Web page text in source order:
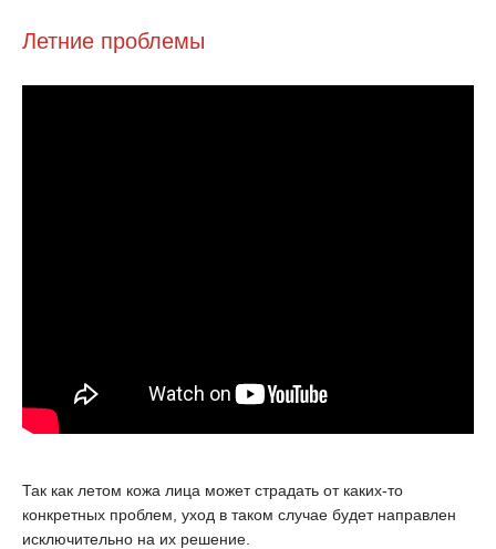
Летние проблемы
Так как летом кожа лица может страдать от каких-то
конкретных проблем, уход в таком случае будет направлен
исключительно на их решение.